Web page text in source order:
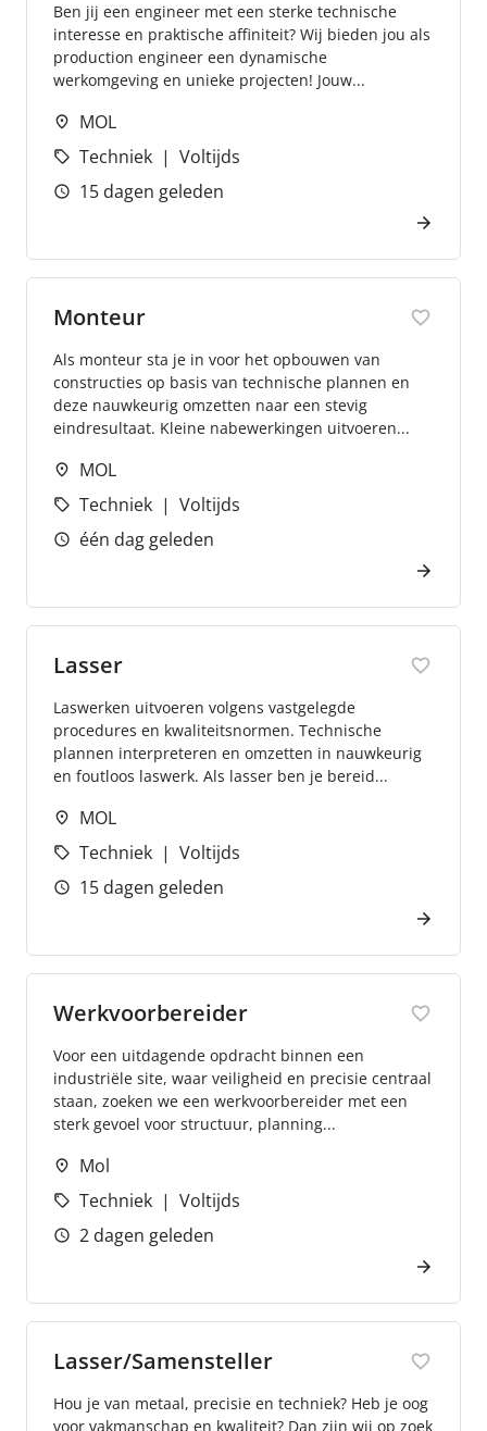
Ben jij een engineer met een sterke technische
interesse en praktische affiniteit? Wij bieden jou als
production engineer een dynamische
werkomgeving en unieke projecten! Jouw...
MOL
Techniek
Voltijds
15 dagen geleden
Monteur
Als monteur sta je in voor het opbouwen van
constructies op basis van technische plannen en
deze nauwkeurig omzetten naar een stevig
eindresultaat. Kleine nabewerkingen uitvoeren...
MOL
Techniek
Voltijds
één dag geleden
Lasser
Laswerken uitvoeren volgens vastgelegde
procedures en kwaliteitsnormen. Technische
plannen interpreteren en omzetten in nauwkeurig
en foutloos laswerk. Als lasser ben je bereid...
MOL
Techniek
Voltijds
15 dagen geleden
Werkvoorbereider
Voor een uitdagende opdracht binnen een
industriële site, waar veiligheid en precisie centraal
staan, zoeken we een werkvoorbereider met een
sterk gevoel voor structuur, planning...
Mol
Techniek
Voltijds
2 dagen geleden
Lasser/Samensteller
Hou je van metaal, precisie en techniek? Heb je oog
voor vakmanschap en kwaliteit? Dan zijn wij op zoek